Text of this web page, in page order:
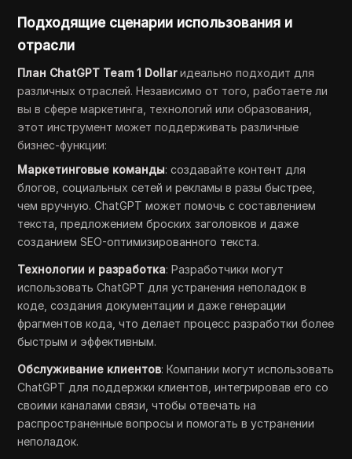
Подходящие сценарии использования и
отрасли
План ChatGPT Team 1 Dollarидеально подходит для
различных отраслей. Независимо от того, работаете ли
вы в сфере маркетинга, технологий или образования,
этот инструмент может поддерживать различные
бизнес-функции:
Маркетинговые команды: создавайте контент для
блогов, социальных сетей и рекламы в разы быстрее,
чем вручную. ChatGPT может помочь с составлением
текста, предложением броских заголовков и даже
созданием SEO-оптимизированного текста.
Технологии и разработка: Разработчики могут
использовать ChatGPT для устранения неполадок в
коде, создания документации и даже генерации
фрагментов кода, что делает процесс разработки более
быстрым и эффективным.
Обслуживание клиентов: Компании могут использовать
ChatGPT для поддержки клиентов, интегрировав его со
своими каналами связи, чтобы отвечать на
распространенные вопросы и помогать в устранении
неполадок.